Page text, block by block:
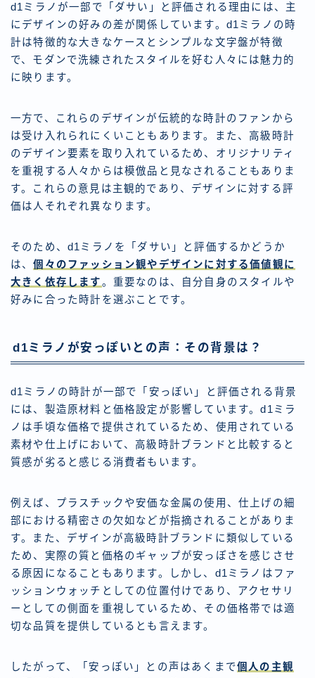
d1ミラノが一部で「ダサい」と評価される理由には、主
にデザインの好みの差が関係しています。d1ミラノの時
計は特徴的な大きなケースとシンプルな文字盤が特徴
で、モダンで洗練されたスタイルを好む人々には魅力的
に映ります。
一方で、これらのデザインが伝統的な時計のファンから
は受け入れられにくいこともあります。また、高級時計
のデザイン要素を取り入れているため、オリジナリティ
を重視する人々からは模倣品と見なされることもありま
す。これらの意見は主観的であり、デザインに対する評
価は人それぞれ異なります。
そのため、d1ミラノを「ダサい」と評価するかどうか
は、個々のファッション観やデザインに対する価値観に
大きく依存します。重要なのは、自分自身のスタイルや
好みに合った時計を選ぶことです。
d1ミラノが安っぽいとの声：その背景は？
d1ミラノの時計が一部で「安っぽい」と評価される背景
には、製造原材料と価格設定が影響しています。d1ミラ
ノは手頃な価格で提供されているため、使用されている
素材や仕上げにおいて、高級時計ブランドと比較すると
質感が劣ると感じる消費者もいます。
例えば、プラスチックや安価な金属の使用、仕上げの細
部における精密さの欠如などが指摘されることがありま
す。また、デザインが高級時計ブランドに類似している
ため、実際の質と価格のギャップが安っぽさを感じさせ
る原因になることもあります。しかし、d1ミラノはファ
ッションウォッチとしての位置付けであり、アクセサリ
ーとしての側面を重視しているため、その価格帯では適
切な品質を提供しているとも言えます。
したがって、「安っぽい」との声はあくまで個人の主観